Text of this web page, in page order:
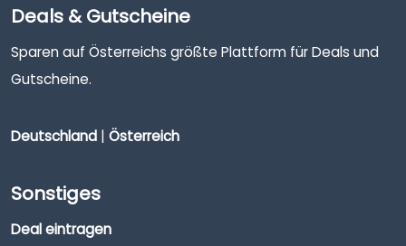
Deals & Gutscheine
Sparen auf Österreichs größte Plattform für Deals und
Gutscheine.
Deutschland | Österreich
Sonstiges
Deal eintragen